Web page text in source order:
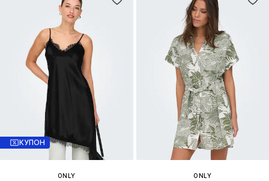
КУПОН
ONLY
ONLY